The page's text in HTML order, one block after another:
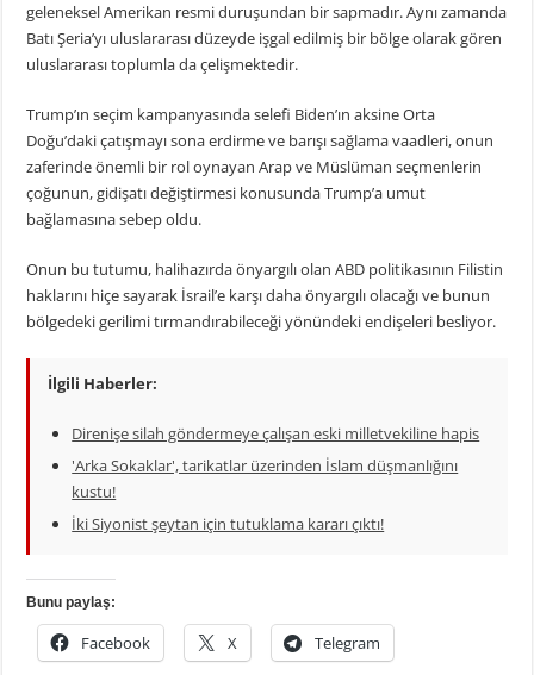
geleneksel Amerikan resmi duruşundan bir sapmadır. Aynı zamanda
Batı Şeria’yı uluslararası düzeyde işgal edilmiş bir bölge olarak gören
uluslararası toplumla da çelişmektedir.
Trump’ın seçim kampanyasında selefi Biden’ın aksine Orta
Doğu’daki çatışmayı sona erdirme ve barışı sağlama vaadleri, onun
zaferinde önemli bir rol oynayan Arap ve Müslüman seçmenlerin
çoğunun, gidişatı değiştirmesi konusunda Trump’a umut
bağlamasına sebep oldu.
Onun bu tutumu, halihazırda önyargılı olan ABD politikasının Filistin
haklarını hiçe sayarak İsrail’e karşı daha önyargılı olacağı ve bunun
bölgedeki gerilimi tırmandırabileceği yönündeki endişeleri besliyor.
İlgili Haberler:
Direnişe silah göndermeye çalışan eski milletvekiline hapis
'Arka Sokaklar', tarikatlar üzerinden İslam düşmanlığını
kustu!
İki Siyonist şeytan için tutuklama kararı çıktı!
Bunu paylaş:
Facebook X Telegram